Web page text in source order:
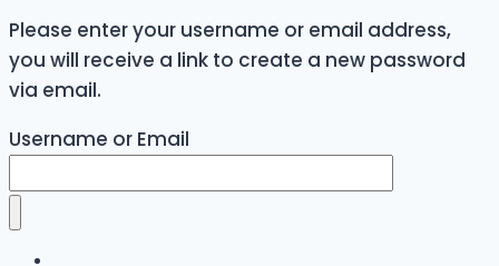
Please enter your username or email address,
you will receive a link to create a new password
via email.
Username or Email